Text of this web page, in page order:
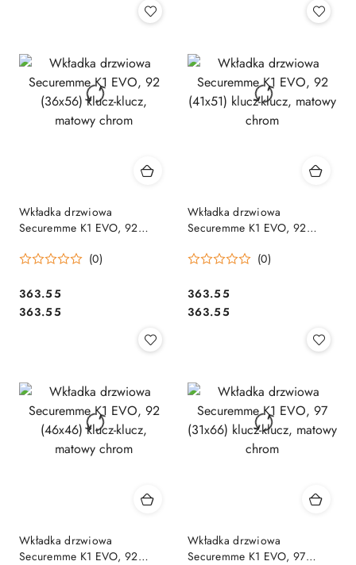
Wkładka drzwiowa
Securemme K1 EVO, 92
chrom
(0)
Cena:
363.55
Cena:
363.55
Wkładka drzwiowa
Securemme K1 EVO, 92
chrom
(0)
Cena:
363.55
Cena:
363.55
Wkładka drzwiowa
Securemme K1 EVO, 92
Wkładka drzwiowa
Securemme K1 EVO, 97